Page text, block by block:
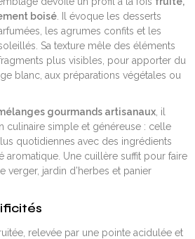
boisé . Il évoque les desserts
les agrumes confits et les
Sa texture mêle des éléments
plus visibles, pour apporter du
blanc, aux préparations végétales ou
gourmands artisanaux , il
culinaire simple et généreuse : celle
quotidiennes avec des ingrédients
aromatique. Une cuillère suffit pour faire
verger, jardin d’herbes et panier
relevée par une pointe acidulée et